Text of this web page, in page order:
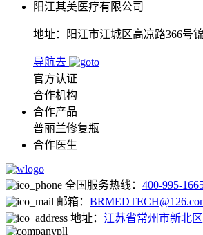
阳江其美医疗有限公司
地址：阳江市江城区高凉路366号
导航去
官方认证
合作机构
合作产品
普丽兰修复瓶
合作医生
全国服务热线： 400-995-
邮箱：
地址： 江苏省常州市新北